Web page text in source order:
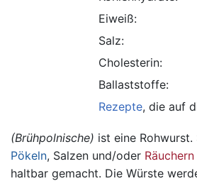
Eiweiß:
Salz:
Cholesterin:
Ballaststoffe:
Rezepte, die auf
(Brühpolnische) ist eine
Pökeln, Salzen und/oder Räuchern
haltbar gemacht. Die Würste